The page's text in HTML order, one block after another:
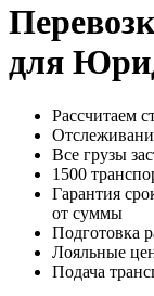
для
Рассчитаем
Все грузы
1500
Гарантия
от суммы
Подготовка
Лояльные
Подача